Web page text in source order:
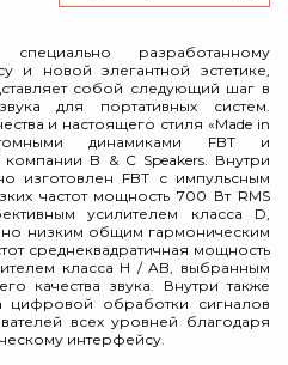
разработанному
и новой элегантной эстетике,
собой следующий шаг в
для портативных систем.
и настоящего стиля «Made in
динамиками FBT и
B & C Speakers. Внутри
изготовлен FBT с импульсным
частот мощность 700 Вт RMS
усилителем класса D,
низким общим гармоническим
среднеквадратичная мощность
класса H / AB, выбранным
качества звука. Внутри также
обработки сигналов
всех уровней благодаря
интерфейсу.